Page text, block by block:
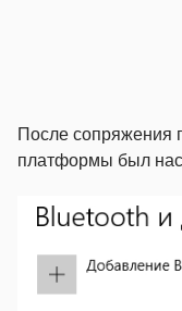
После сопряжения
платформы был